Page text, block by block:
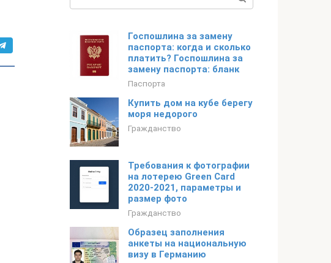
Госпошлина за замену
паспорта: когда и сколько
платить? Госпошлина за
замену паспорта: бланк
Паспорта
Купить дом на кубе берегу
моря недорого
Гражданство
Требования к фотографии
на лотерею Green Card
2020-2021, параметры и
размер фото
Гражданство
Образец заполнения
анкеты на национальную
визу в Германию